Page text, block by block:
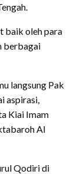
baik oleh para
berbagai
langsung Pak
aspirasi,
Kiai Imam
Al
Qodiri di